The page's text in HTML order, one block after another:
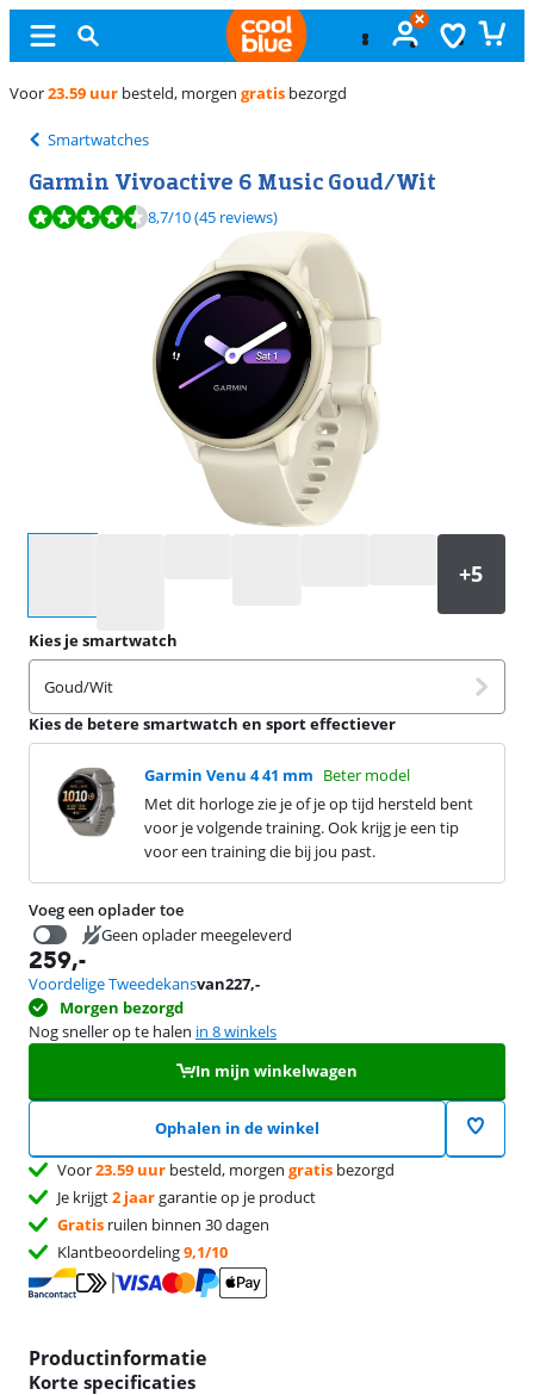
Gratisruilen
Smartwatches
Garmin Vivoactive 6 Music Goud/Wit
Beoordeling is 8,7 van de 10, gebaseerd op 45 reviews.
8,7/10(45 reviews)
Kies je smartwatch
Goud/Wit
Kies de betere smartwatch en sport effectiever
Garmin Venu 4 41 mm Beter model
Met dit horloge zie je of je op tijd hersteld bent
voor je volgende training. Ook krijg je een tip
voor een training die bij jou past.
Voeg een oplader toe
Geen oplader meegeleverd
259,-
Voordelige Tweedekansvan227,-
Morgen bezorgd
Nog sneller op te halen in 8 winkels
In mijn winkelwagen
Ophalen in de winkel
Voor23.59 uur besteld, morgen gratis bezorgd
Je krijgt2 jaargarantie op je product
Gratis ruilen binnen 30 dagen
Klantbeoordeling9,1/10
Productinformatie
Korte specificaties